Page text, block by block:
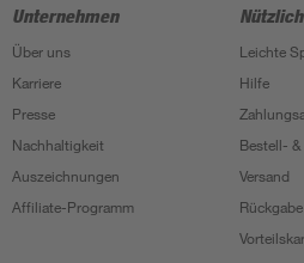
Unternehmen
Über uns
Karriere
Presse
Nachhaltigkeit
Auszeichnungen
Affiliate-Programm
Leichte
Hilfe
Bestell-
Versand
Rückgabe